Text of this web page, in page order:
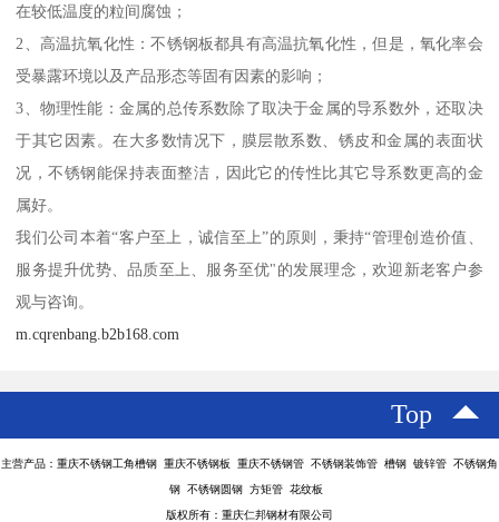
在较低温度的粒间腐蚀；
2、高温抗氧化性：不锈钢板都具有高温抗氧化性，但是，氧化率会
受暴露环境以及产品形态等固有因素的影响；
3、物理性能：金属的总传系数除了取决于金属的导系数外，还取决
于其它因素。在大多数情况下，膜层散系数、锈皮和金属的表面状
况，不锈钢能保持表面整洁，因此它的传性比其它导系数更高的金
属好。
我们公司本着“客户至上，诚信至上”的原则，秉持“管理创造价值、
服务提升优势、品质至上、服务至优"的发展理念，欢迎新老客户参
观与咨询。
m.cqrenbang.b2b168.com
Top
主营产品：重庆不锈钢工角槽钢 重庆不锈钢板 重庆不锈钢管 不锈钢装饰管 槽钢 镀锌管 不锈钢角
钢 不锈钢圆钢 方矩管 花纹板
版权所有：重庆仁邦钢材有限公司